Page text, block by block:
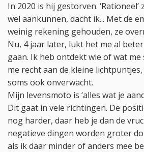
In 2020 is hij gestorven.
wel aankunnen, dacht ik... Met de
weinig rekening gehouden, ze
Nu, 4 jaar later, lukt het me al
gaan. Ik heb ontdekt wie of wat
me recht aan de kleine
soms ook onverwacht.
Mijn levensmoto is ‘alles wat je
Dit gaat in vele richtingen. De
nog harder, daar heb je dan de
negatieve dingen worden groter
als ik daar minder of anders mee